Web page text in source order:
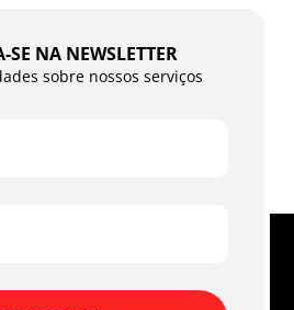
SE NA NEWSLETTER
sobre nossos serviços